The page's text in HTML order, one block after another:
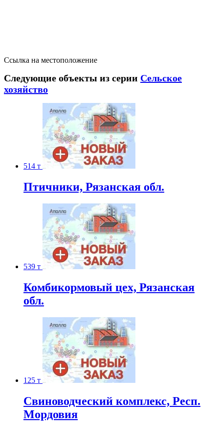
Ссылка на местоположение
Следующие объекты из серии Сельское
хозяйство
514 т
Птичники, Рязанская обл.
539 т
Комбикормовый цех, Рязанская
обл.
125 т
Свиноводческий комплекс, Респ.
Мордовия